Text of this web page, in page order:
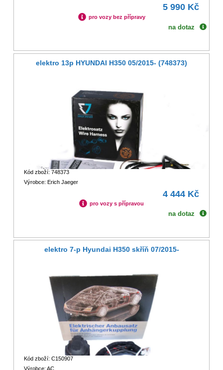
5 990 Kč
pro vozy bez přípravy
na dotaz
elektro 13p HYUNDAI H350 05/2015- (748373)
Kód zboží: 748373
Výrobce: Erich Jaeger
4 444 Kč
pro vozy s přípravou
na dotaz
elektro 7-p Hyundai H350 skříň 07/2015-
Kód zboží: C150907
Výrobce: AC